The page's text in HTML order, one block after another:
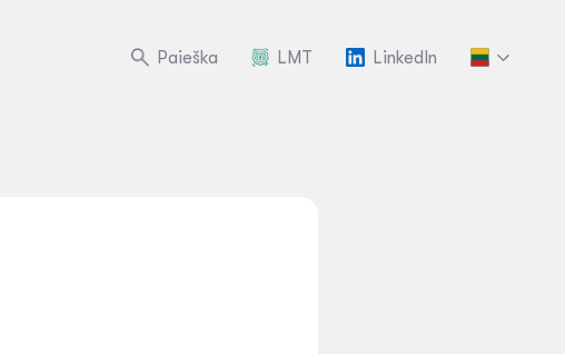
Paieška LMT LinkedIn